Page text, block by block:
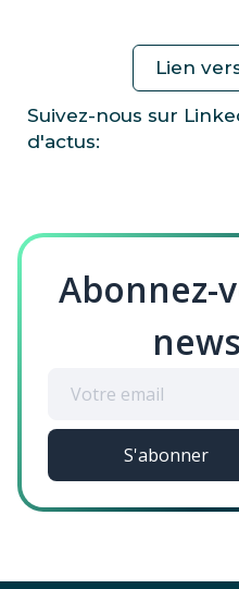
Lien
Suivez-nous sur
d'actus:
Abonnez-